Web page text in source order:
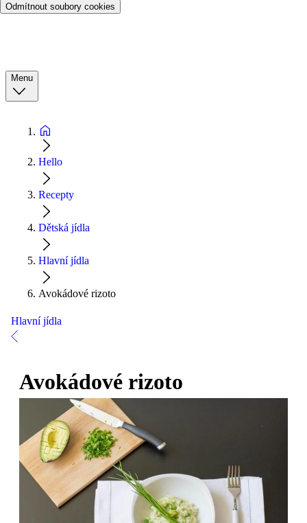
Odmítnout soubory cookies
Menu
Hello
Recepty
Dětská jídla
Hlavní jídla
Avokádové rizoto
Hlavní jídla
Avokádové rizoto